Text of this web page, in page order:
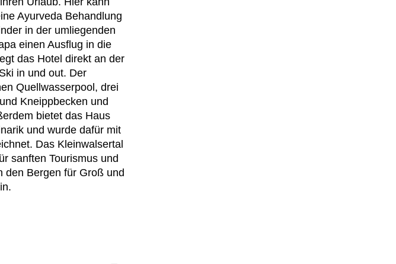
Ayurveda Behandlung
in der umliegenden
einen Ausflug in die
das Hotel direkt an der
in und out. Der
Quellwasserpool, drei
Kneippbecken und
bietet das Haus
und wurde dafür mit
Das Kleinwalsertal
sanften Tourismus und
den Bergen für Groß und